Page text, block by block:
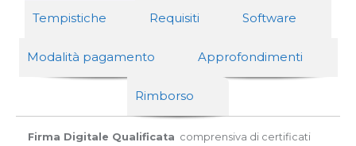
Tempistiche Requisiti Software
Modalità pagamento Approfondimenti
Rimborso
Firma Digitale Qualificata comprensiva di certificati